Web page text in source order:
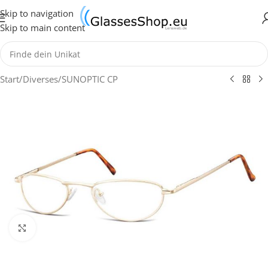
Skip to navigation
Skip to main content
Start/Diverses/SUNOPTIC CP